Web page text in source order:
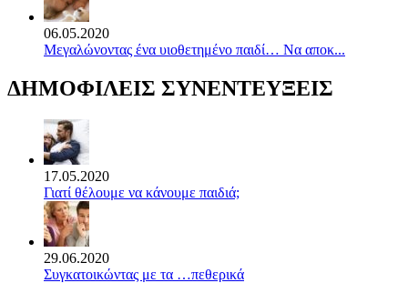
06.05.2020
Mεγαλώνοντας ένα υιοθετημένο παιδί… Να αποκ...
ΔΗΜΟΦΙΛΕΙΣ ΣΥΝΕΝΤΕΥΞΕΙΣ
17.05.2020
Γιατί θέλουμε να κάνουμε παιδιά;
29.06.2020
Συγκατοικώντας με τα …πεθερικά